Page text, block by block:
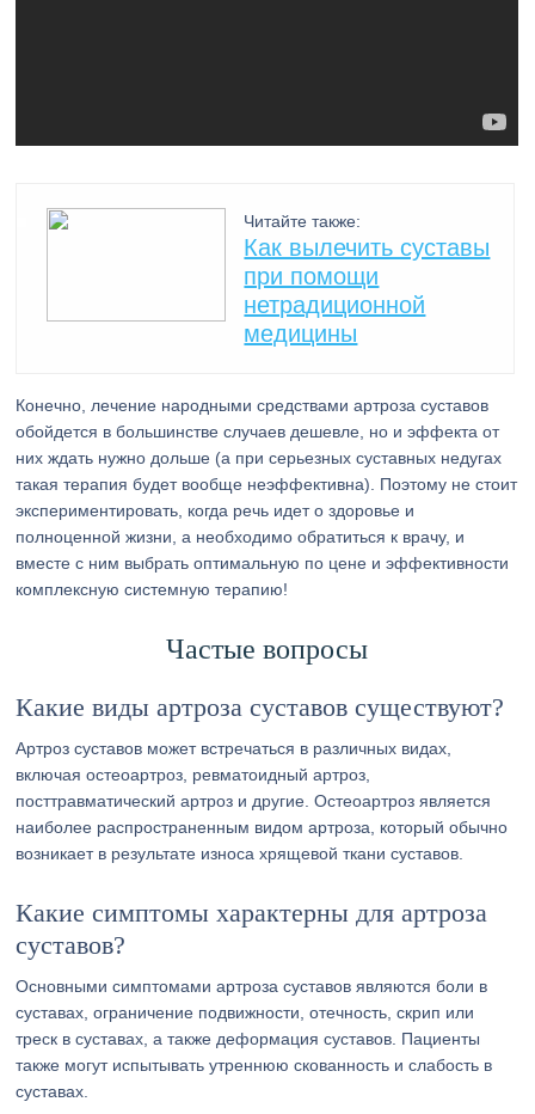
Читайте также:
Как вылечить суставы
при помощи
нетрадиционной
медицины
Конечно, лечение народными средствами артроза суставов
обойдется в большинстве случаев дешевле, но и эффекта от
них ждать нужно дольше (а при серьезных суставных недугах
такая терапия будет вообще неэффективна). Поэтому не стоит
экспериментировать, когда речь идет о здоровье и
полноценной жизни, а необходимо обратиться к врачу, и
вместе с ним выбрать оптимальную по цене и эффективности
комплексную системную терапию!
Частые вопросы
Какие виды артроза суставов существуют?
Артроз суставов может встречаться в различных видах,
включая остеоартроз, ревматоидный артроз,
посттравматический артроз и другие. Остеоартроз является
наиболее распространенным видом артроза, который обычно
возникает в результате износа хрящевой ткани суставов.
Какие симптомы характерны для артроза
суставов?
Основными симптомами артроза суставов являются боли в
суставах, ограничение подвижности, отечность, скрип или
треск в суставах, а также деформация суставов. Пациенты
также могут испытывать утреннюю скованность и слабость в
суставах.